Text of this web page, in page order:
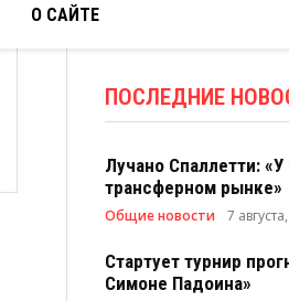
О САЙТЕ
ПОСЛЕДНИЕ
Лучано Спаллетти:
трансферном рынке»
Общие новости 7
Стартует турнир
Симоне Падоина»